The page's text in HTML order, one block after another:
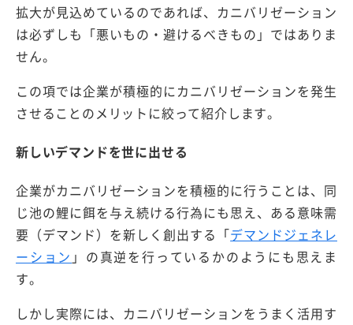
拡大が見込めているのであれば、カニバリゼーション
は必ずしも「悪いもの・避けるべきもの」ではありま
せん。
この項では企業が積極的にカニバリゼーションを発生
させることのメリットに絞って紹介します。
新しいデマンドを世に出せる
企業がカニバリゼーションを積極的に行うことは、同
じ池の鯉に餌を与え続ける行為にも思え、ある意味需
要（デマンド）を新しく創出する「デマンドジェネレ
ーション 」の真逆を行っているかのようにも思えま
す。
しかし実際には、カニバリゼーションをうまく活用す